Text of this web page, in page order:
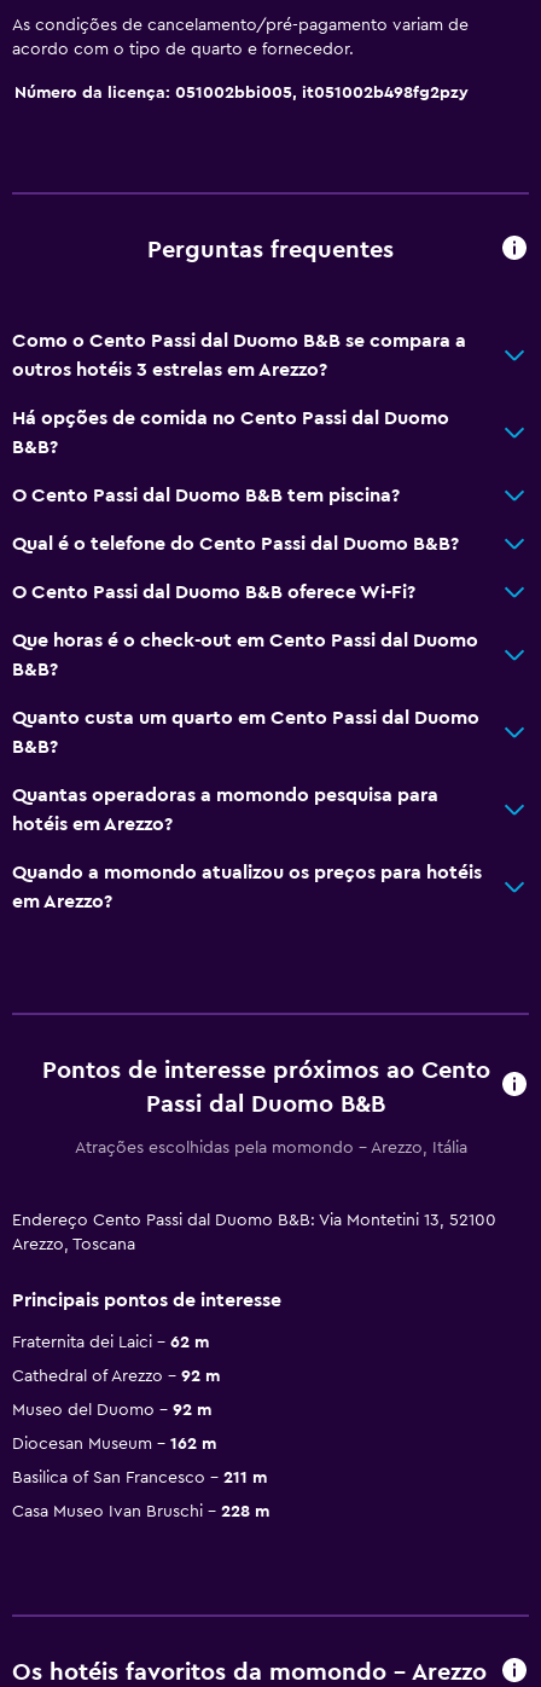
As condições de cancelamento/pré-pagamento variam de
acordo com o tipo de quarto e fornecedor.
Número da licença: 051002bbi005, it051002b498fg2pzy
Perguntas frequentes
Como o Cento Passi dal Duomo B&B se compara a
outros hotéis 3 estrelas em Arezzo?
Há opções de comida no Cento Passi dal Duomo
B&B?
O Cento Passi dal Duomo B&B tem piscina?
Qual é o telefone do Cento Passi dal Duomo B&B?
O Cento Passi dal Duomo B&B oferece Wi-Fi?
Que horas é o check-out em Cento Passi dal Duomo
B&B?
Quanto custa um quarto em Cento Passi dal Duomo
B&B?
Quantas operadoras a momondo pesquisa para
hotéis em Arezzo?
Quando a momondo atualizou os preços para hotéis
em Arezzo?
Pontos de interesse próximos ao Cento
Passi dal Duomo B&B
Atrações escolhidas pela momondo - Arezzo, Itália
Endereço Cento Passi dal Duomo B&B: Via Montetini 13, 52100
Arezzo, Toscana
Principais pontos de interesse
Fraternita dei Laici
62 m
Cathedral of Arezzo
92 m
Museo del Duomo
92 m
Diocesan Museum
162 m
Basilica of San Francesco
211 m
Casa Museo Ivan Bruschi
228 m
Os hotéis favoritos da momondo - Arezzo